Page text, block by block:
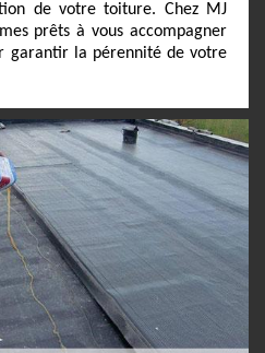
de votre toiture. Chez MJ
prêts à vous accompagner
garantir la pérennité de votre